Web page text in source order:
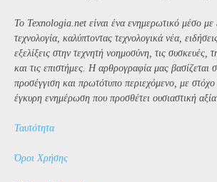
Το Texnologia.net είναι ένα ενημερωτικό μέσο με
τεχνολογία, καλύπτοντας τεχνολογικά νέα,
εξελίξεις στην τεχνητή νοημοσύνη, τις συσκευές,
και τις επιστήμες. Η αρθρογραφία μας βασίζεται
προσέγγιση και πρωτότυπο περιεχόμενο, με στόχο
έγκυρη ενημέρωση που προσθέτει ουσιαστική
Ταυτότητα
Όροι Χρήσης